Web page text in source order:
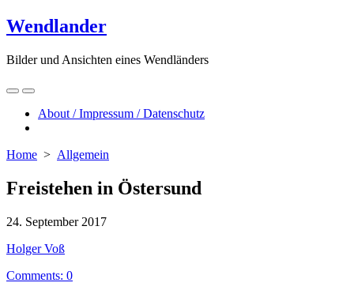
Skip
to
Wendlander
Bilder und Ansichten eines Wendländers
Search
Toggle
Menu
About / Impressum / Datenschutz
Home > Allgemein
Freistehen in Östersund
Published
24. September 2017
Author
Holger Voß
Comments: 0